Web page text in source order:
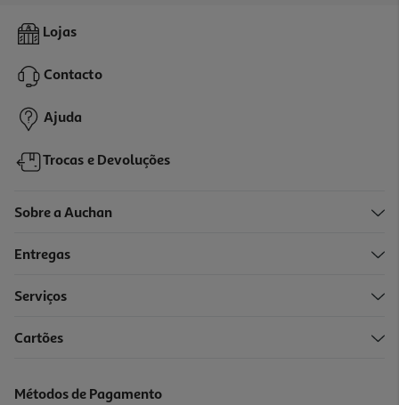
Saco Para Guloseimas Actuel Papel H. Birthday X6
1,99 €
Lojas
Contacto
Ajuda
Trocas e Devoluções
Sobre a Auchan
Entregas
Serviços
Cartões
Métodos de Pagamento